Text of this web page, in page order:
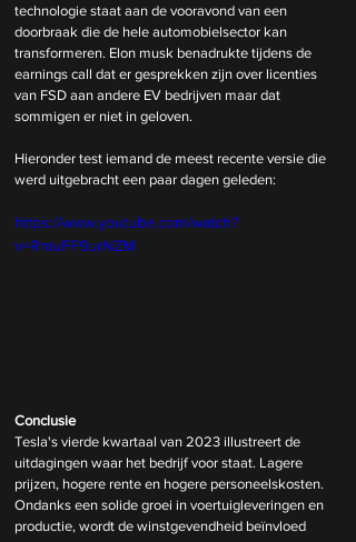
technologie staat aan de vooravond van een
doorbraak die de hele automobielsector kan
transformeren. Elon musk benadrukte tijdens de
earnings call dat er gesprekken zijn over licenties
van FSD aan andere EV bedrijven maar dat
sommigen er niet in geloven.
Hieronder test iemand de meest recente versie die
werd uitgebracht een paar dagen geleden:
https://www.youtube.com/watch?
v=RmuFF9urNZM
Conclusie
Tesla's vierde kwartaal van 2023 illustreert de
uitdagingen waar het bedrijf voor staat. Lagere
prijzen, hogere rente en hogere personeelskosten.
Ondanks een solide groei in voertuigleveringen en
productie, wordt de winstgevendheid beïnvloed